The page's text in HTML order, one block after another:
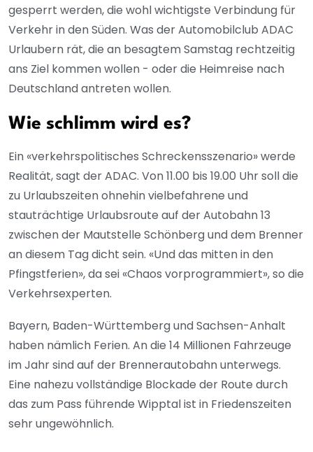
gesperrt werden, die wohl wichtigste Verbindung für
Verkehr in den Süden. Was der Automobilclub ADAC
Urlaubern rät, die an besagtem Samstag rechtzeitig
ans Ziel kommen wollen - oder die Heimreise nach
Deutschland antreten wollen.
Wie schlimm wird es?
Ein «verkehrspolitisches Schreckensszenario» werde
Realität, sagt der ADAC. Von 11.00 bis 19.00 Uhr soll die
zu Urlaubszeiten ohnehin vielbefahrene und
stauträchtige Urlaubsroute auf der Autobahn 13
zwischen der Mautstelle Schönberg und dem Brenner
an diesem Tag dicht sein. «Und das mitten in den
Pfingstferien», da sei «Chaos vorprogrammiert», so die
Verkehrsexperten.
Bayern, Baden-Württemberg und Sachsen-Anhalt
haben nämlich Ferien. An die 14 Millionen Fahrzeuge
im Jahr sind auf der Brennerautobahn unterwegs.
Eine nahezu vollständige Blockade der Route durch
das zum Pass führende Wipptal ist in Friedenszeiten
sehr ungewöhnlich.